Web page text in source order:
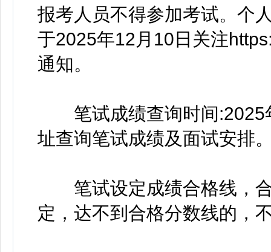
报考人员不得参加考试。个
于2025年12月10日关注
通知。
笔试成绩查询时间:2025
址查询笔试成绩及面试安排
笔试设定成绩合格线，合
定，达不到合格分数线的，